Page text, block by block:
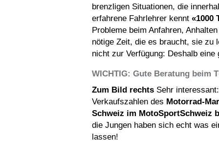
brenzligen Situationen, die
erfahrene Fahrlehrer kennt «1000
Probleme beim Anfahren,
nötige Zeit, die es braucht, sie zu
nicht zur Verfügung: Deshalb
WICHTIG: Gute Beratung beim
Zum Bild rechts Sehr
Verkaufszahlen des Motorrad-
Schweiz im MotoSportSchweiz
die Jungen haben sich echt was
lassen!